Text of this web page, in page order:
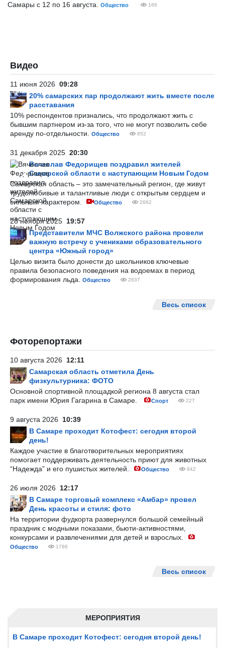
МЕРОПРИЯТИЯ
В Самаре проходит Котофест: сегодня второй день!
Самары с 12 по 16 августа.
Общество 166
Видео
11 июня 2026 09:28
20% самарских пар продолжают жить вместе после
расставания
10% респондентов признались, что продолжают жить с
бывшим партнером из-за того, что не могут позволить себе
аренду по-отдельности.
Общество 852
31 декабря 2025 20:30
Вячеслав Федорищев поздравил жителей
Самарской области с наступающим Новым Годом
Самарская область – это замечательный регион, где живут
трудолюбивые и талантливые люди с открытым сердцем и
сильным характером.
Общество 2662
28 ноября 2025 19:57
Представители МЧС Волжского района провели
важную встречу с учениками образовательного
центра «Южный город»
Целью визита было донести до школьников ключевые
правила безопасного поведения на водоемах в период
формирования льда.
Общество 2837
Весь список
Фоторепортажи
10 августа 2026 12:11
Самарская область отметила День
физкультурника: ФОТО
Основной спортивной площадкой региона 8 августа стал
парк имени Юрия Гагарина в Самаре.
Спорт 227
9 августа 2026 10:39
В Самаре проходит Котофест: сегодня второй
день!
Каждое участие в благотворительных мероприятиях
помогает поддерживать деятельность приют для животных
“Надежда” и его пушистых жителей.
Общество 842
26 июля 2026 12:17
В Самаре торговый комплекс «Амбар» провел
День красоты и стиля: фото
На территории фудкорта развернулся большой семейный
праздник с модными показами, бьюти-активностями,
конкурсами и развлечениями для детей и взрослых.
Общество 1786
Весь список